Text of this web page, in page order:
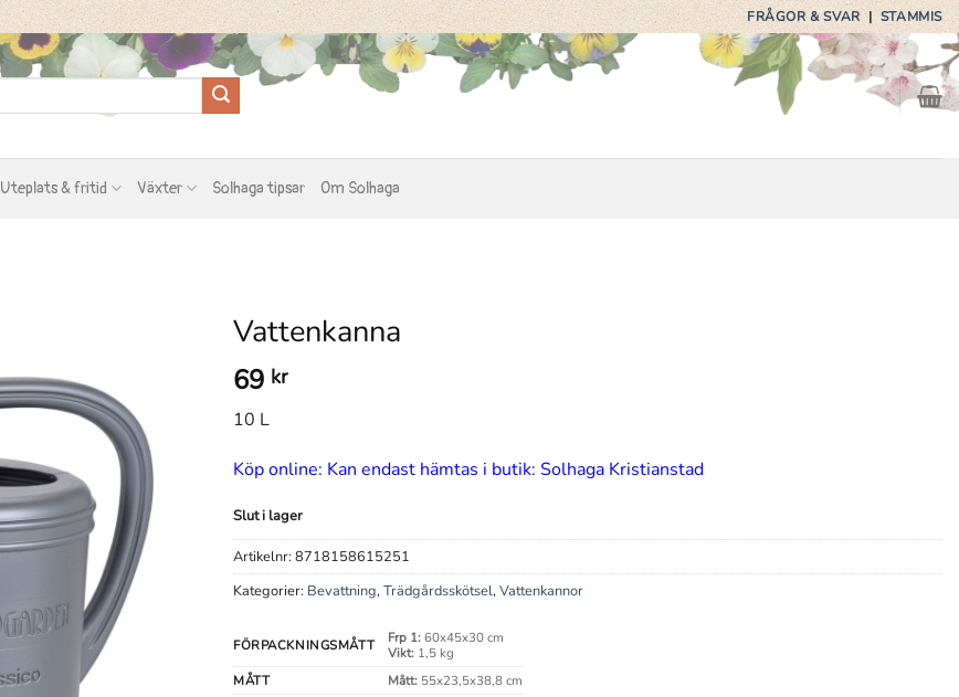
FRÅGOR & SVAR|STAMMIS
Uteplats & fritid Växter Solhaga tipsar Om Solhaga
Vattenkanna
69 kr
10 L
Köp online: Kan endast hämtas i butik: Solhaga Kristianstad
Slut i lager
Artikelnr: 8718158615251
Kategorier: Bevattning,Trädgårdsskötsel,Vattenkannor
FÖRPACKNINGSMÅTT Frp 1:60x45x30 cm
Vikt:1,5 kg
MÅTT
Mått:55x23,5x38,8 cm